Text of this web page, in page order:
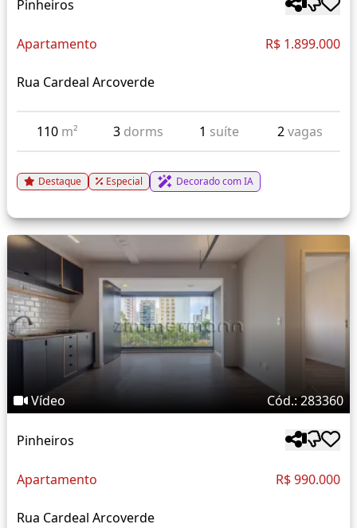
Pinheiros
Apartamento R$ 1.899.000
Rua Cardeal Arcoverde
110 m² 3 dorms 1 suíte 2vagas
Destaque Especial Decorado com IA
Vídeo Cód.: 283360
Pinheiros
Apartamento R$ 990.000
Rua Cardeal Arcoverde